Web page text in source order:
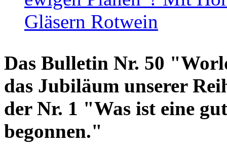
Gläsern Rotwein
Das Bulletin Nr. 50
das Jubiläum unserer
der Nr. 1 "Was ist eine
begonnen."